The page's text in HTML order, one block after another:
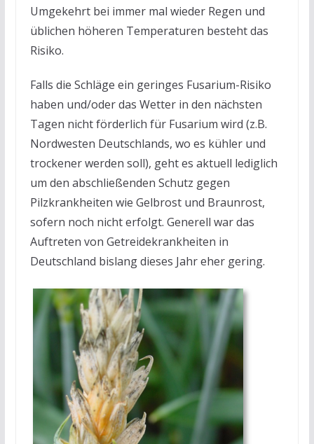
Umgekehrt bei immer mal wieder Regen und
üblichen höheren Temperaturen besteht das
Risiko.
Falls die Schläge ein geringes Fusarium-Risiko
haben und/oder das Wetter in den nächsten
Tagen nicht förderlich für Fusarium wird (z.B.
Nordwesten Deutschlands, wo es kühler und
trockener werden soll), geht es aktuell lediglich
um den abschließenden Schutz gegen
Pilzkrankheiten wie Gelbrost und Braunrost,
sofern noch nicht erfolgt. Generell war das
Auftreten von Getreidekrankheiten in
Deutschland bislang dieses Jahr eher gering.